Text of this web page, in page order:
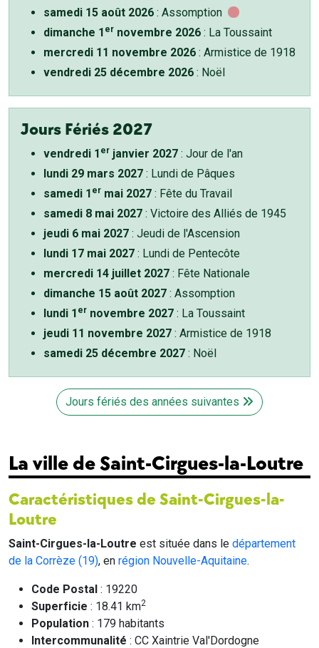
samedi 15 août 2026 : Assomption
dimanche 1 er novembre 2026 : La Toussaint
mercredi 11 novembre 2026 : Armistice de 1918
vendredi 25 décembre 2026 : Noël
Jours Fériés 2027
vendredi 1 er janvier 2027 : Jour de l'an
lundi 29 mars 2027 : Lundi de Pâques
samedi 1 er mai 2027 : Fête du Travail
samedi 8 mai 2027 : Victoire des Alliés de 1945
jeudi 6 mai 2027 : Jeudi de l'Ascension
lundi 17 mai 2027 : Lundi de Pentecôte
mercredi 14 juillet 2027 : Fête Nationale
dimanche 15 août 2027 : Assomption
lundi 1 er novembre 2027 : La Toussaint
jeudi 11 novembre 2027 : Armistice de 1918
samedi 25 décembre 2027 : Noël
Jours fériés des années suivantes
La ville de Saint-Cirgues-la-Loutre
Caractéristiques de Saint-Cirgues-la-
Loutre
Saint-Cirgues-la-Loutre est située dans le département
de la Corrèze (19), en région Nouvelle-Aquitaine.
Code Postal : 19220
Superficie : 18.41 km2
Population : 179 habitants
Intercommunalité : CC Xaintrie Val'Dordogne